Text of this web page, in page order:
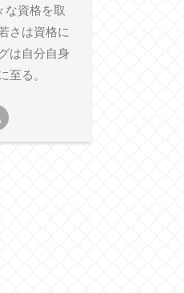
な資格を取
さは資格に
は自分自身
至る。